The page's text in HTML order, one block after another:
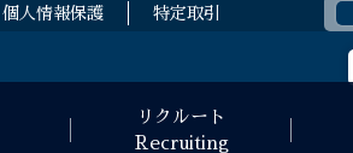
個人情報保護 特定取引
リクルート
Recruiting